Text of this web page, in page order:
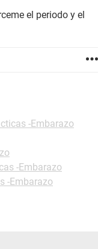
el periodo y el
-Embarazo
-Embarazo
-Embarazo